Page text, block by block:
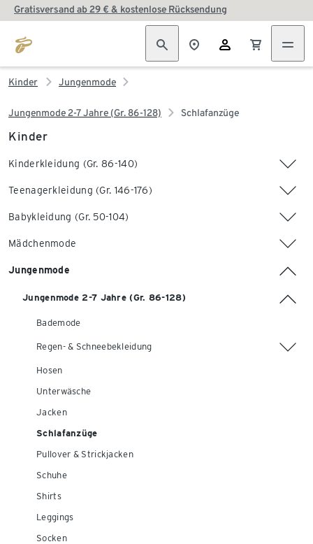
Gratisversand ab 29 € & kostenlose Rücksendung
Kinder Jungenmode
Jungenmode 2-7 Jahre (Gr. 86-128) Schlafanzüge
Kinder
Kinderkleidung (Gr. 86-140)
Teenagerkleidung (Gr. 146-176)
Babykleidung (Gr. 50-104)
Mädchenmode
Jungenmode
Jungenmode 2-7 Jahre (Gr. 86-128)
Bademode
Regen- & Schneebekleidung
Hosen
Unterwäsche
Jacken
Schlafanzüge
Pullover & Strickjacken
Schuhe
Shirts
Leggings
Socken